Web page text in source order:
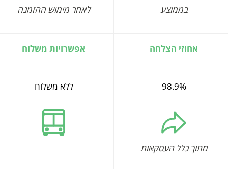
בממוצע לאחר מימוש ההזמנה
אחוזי הצלחה
98.9%
מתוך כלל העסקאות
אפשרויות משלוח
ללא משלוח